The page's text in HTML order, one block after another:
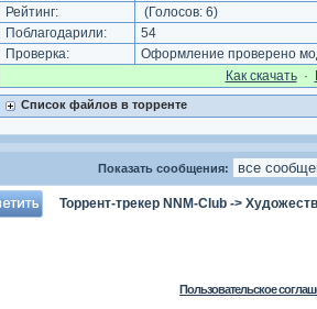
Рейтинг: (Голосов: 6)
Поблагодарили:
54
Проверка:
Оформление проверено
Как cкачать·
Список файлов в торренте
Показать сообщения:
Торрент-трекер NNM-Club ->
Пользовательское